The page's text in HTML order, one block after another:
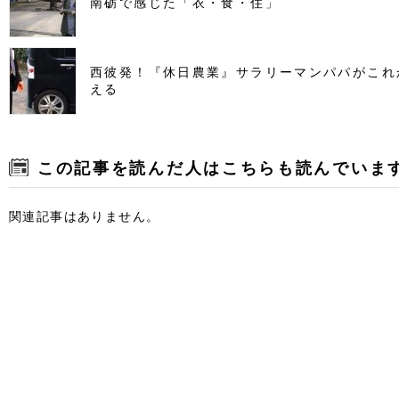
西彼発！『休日農業』サラリーマンパパがこ
える
この記事を読んだ人はこちらも読んでいま
関連記事はありません。